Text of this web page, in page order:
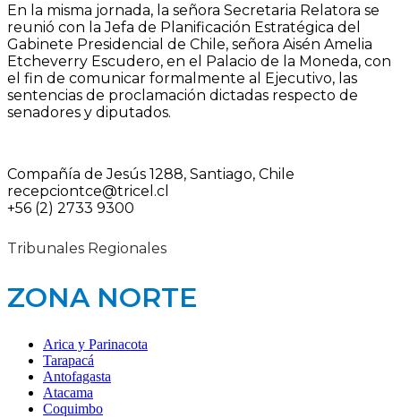
En la misma jornada, la señora Secretaria Relatora se
reunió con la Jefa de Planificación Estratégica del
Gabinete Presidencial de Chile, señora Aisén Amelia
Etcheverry Escudero, en el Palacio de la Moneda, con
el fin de comunicar formalmente al Ejecutivo, las
sentencias de proclamación dictadas respecto de
senadores y diputados.
Compañía de Jesús 1288, Santiago, Chile
recepciontce@tricel.cl
+56 (2) 2733 9300
Tribunales Regionales
ZONA NORTE
Arica y Parinacota
Tarapacá
Antofagasta
Atacama
Coquimbo